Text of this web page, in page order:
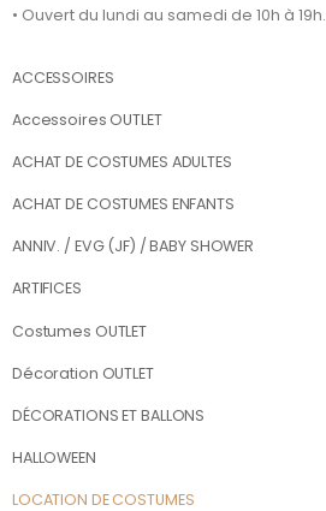
• Ouvert du lundi au samedi de 10h à 19h.
ACCESSOIRES
Accessoires OUTLET
ACHAT DE COSTUMES ADULTES
ACHAT DE COSTUMES ENFANTS
ANNIV. / EVG (JF) / BABY SHOWER
ARTIFICES
Costumes OUTLET
Décoration OUTLET
DÉCORATIONS ET BALLONS
HALLOWEEN
LOCATION DE COSTUMES